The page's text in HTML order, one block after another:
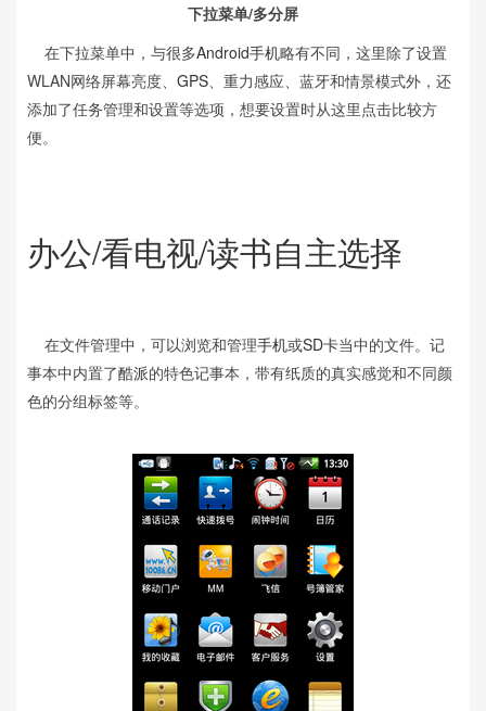
下拉菜单/多分屏
在下拉菜单中，与很多Android手机略有不同，这里除了设置
WLAN网络屏幕亮度、 GPS 、重力感应、蓝牙和情景模式外，还
添加了任务管理和设置等选项，想要设置时从这里点击比较方
便。
办公/看电视/读书自主选择
在文件管理中，可以浏览和管理手机或SD卡当中的文件。记
事本中内置了酷派的特色记事本，带有纸质的真实感觉和不同颜
色的分组标签等。